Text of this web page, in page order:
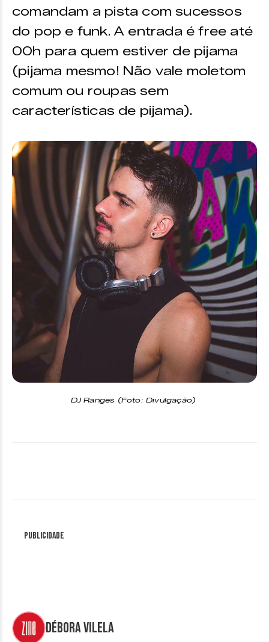
comandam a pista com sucessos
do pop e funk. A entrada é free até
00h para quem estiver de pijama
(pijama mesmo! Não vale moletom
comum ou roupas sem
características de pijama).
DJ Ranges (Foto: Divulgação)
Publicidade
Débora Vilela